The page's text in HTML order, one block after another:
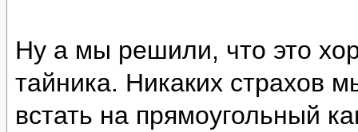
Ну а мы решили, что это
тайника. Никаких страхов
встать на прямоугольный